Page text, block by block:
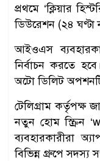
প্রথমে ‘ক্লিয়ার
ডিউরেশন (২৪ ঘণ্টা
আইওএস
নির্বাচন করতে
অটো ডিলিট
টেলিগ্রাম কর্তৃপক্ষ
নতুন হোম স্ক্রিন
ব্যবহারকারীরা
বিভিন্ন গ্রুপে সদস্য